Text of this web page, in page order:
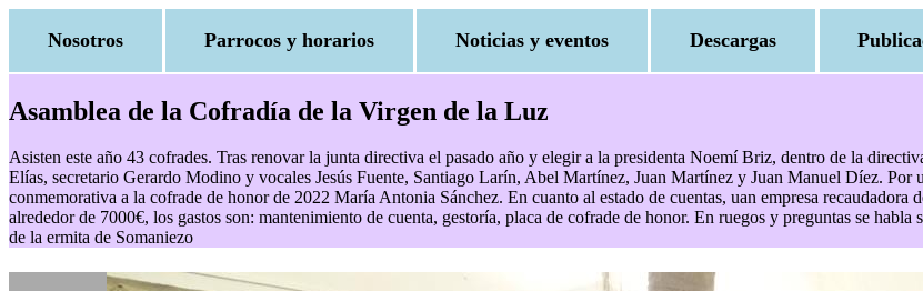
Nosotros Parrocos y horarios Noticias y eventos Descargas
Asamblea de la Cofradía de la Virgen de la Luz
Asisten este año 43 cofrades. Tras renovar la junta directiva el pasado año y elegir a la presidenta Noemí Briz, dentro de la
Elías, secretario Gerardo Modino y vocales Jesús Fuente, Santiago Larín, Abel Martínez, Juan Martínez y Juan Manuel Díez. Por
conmemorativa a la cofrade de honor de 2022 María Antonia Sánchez. En cuanto al estado de cuentas, uan empresa
alrededor de 7000€, los gastos son: mantenimiento de cuenta, gestoría, placa de cofrade de honor. En ruegos y preguntas se
de la ermita de Somaniezo